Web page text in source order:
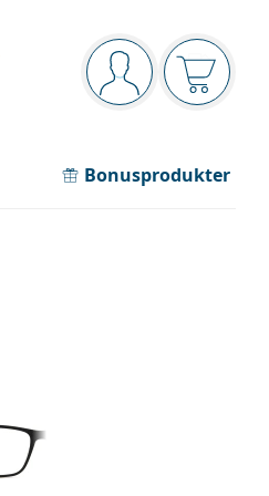
Navigeringsmeny
Du är inloggad
Bonusprodukter